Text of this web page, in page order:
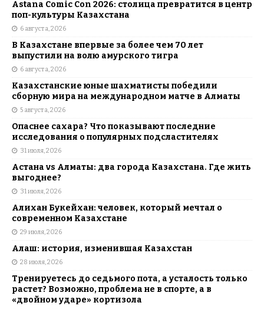
Astana Comic Con 2026: столица превратится в центр
поп-культуры Казахстана
6 августа, 2026
В Казахстане впервые за более чем 70 лет
выпустили на волю амурского тигра
6 августа, 2026
Казахстанские юные шахматисты победили
сборную мира на международном матче в Алматы
5 августа, 2026
Опаснее сахара? Что показывают последние
исследования о популярных подсластителях
31 июля, 2026
Астана vs Алматы: два города Казахстана. Где жить
выгоднее?
31 июля, 2026
Алихан Букейхан: человек, который мечтал о
современном Казахстане
29 июля, 2026
Алаш: история, изменившая Казахстан
28 июля, 2026
Тренируетесь до седьмого пота, а усталость только
растет? Возможно, проблема не в спорте, а в
«двойном ударе» кортизола